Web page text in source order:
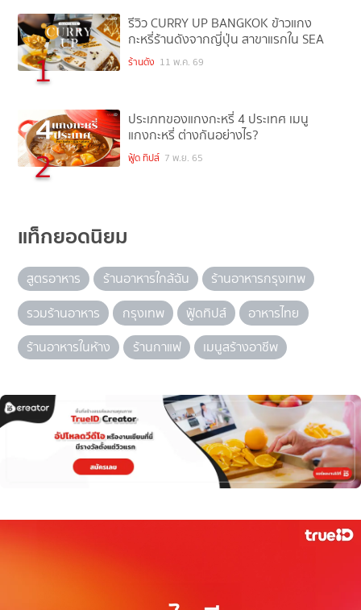
1
รีวิว CURRY UP BANGKOK ข้าวแกง
กะหรี่ร้านดังจากญี่ปุ่น สาขาแรกใน SEA
ร้านดัง 11 พ.ค. 69
2
ประเภทของแกงกะหรี่ 4 ประเทศ เมนู
แกงกะหรี่ ต่างกันอย่างไร?
ฟู้ด ทิปส์ 7 พ.ย. 65
แท็กยอดนิยม
สูตรอาหาร ร้านอาหารใกล้ฉัน
ร้านอาหารกรุงเทพ
รวมร้านอาหาร
กรุงเทพ ฟู้ดทิปส์
อาหารไทย
ร้านอาหารในห้าง
ร้านกาแฟ เมนูสร้างอาชีพ